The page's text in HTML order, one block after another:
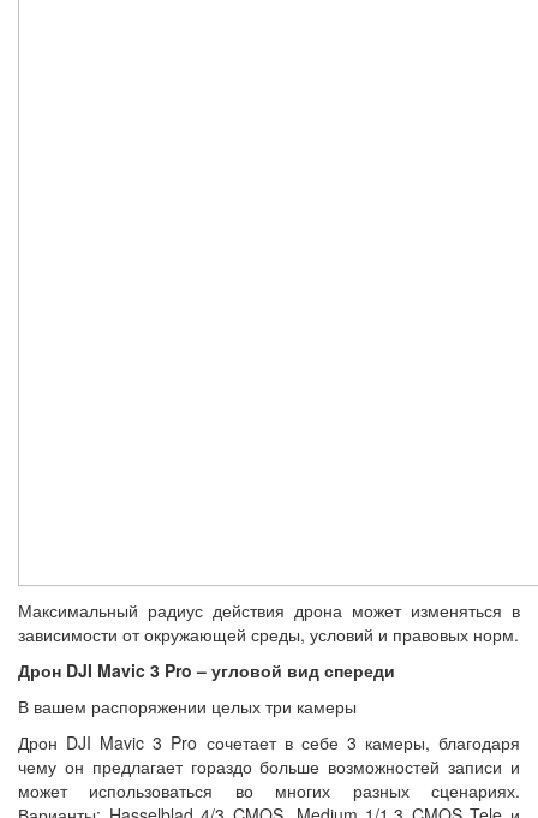
Максимальный радиус действия дрона может изменяться в
зависимости от окружающей среды, условий и правовых норм.
Дрон DJI Mavic 3 Pro – угловой вид спереди
В вашем распоряжении целых три камеры
Дрон DJI Mavic 3 Pro сочетает в себе 3 камеры, благодаря
чему он предлагает гораздо больше возможностей записи и
может использоваться во многих разных сценариях.